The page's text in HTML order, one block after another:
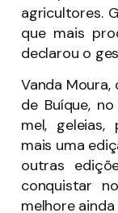
agricultores.
que mais
declarou o
Vanda
de Buíque,
mel, geleias,
mais uma
outras
conquistar
melhore